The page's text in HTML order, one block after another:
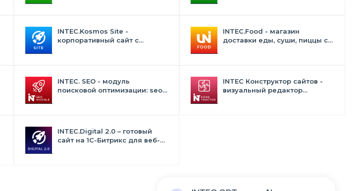
INTEC.Kosmos Site -
корпоративный сайт с
INTEC.Food - магазин
доставки еды, суши, пиццы с
INTEC. SEO - модуль
поисковой оптимизации: seo -
INTEC Конструктор сайтов -
визуальный редактор
INTEC.Digital 2.0 – готовый
сайт на 1C-Битрикс для веб-